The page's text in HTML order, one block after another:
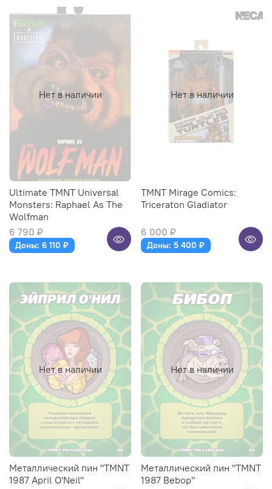
Нет в наличии
Ultimate TMNT Universal
Monsters: Raphael As The
Wolfman
6 790 ₽
Доны: 6 110 ₽
Нет в наличии
TMNT Mirage Comics:
Triceraton Gladiator
6 000 ₽
Доны: 5 400 ₽
Нет в наличии
Металлический пин "TMNT
1987 April O'Neil"
Нет в наличии
Металлический пин "TMNT
1987 Bebop"